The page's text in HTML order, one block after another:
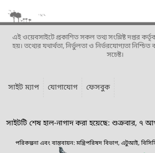
এই ওয়েবসাইটে প্রকাশিত সকল তথ্য সংশ্লিষ্ট দপ্তর
হয়। তথ্যের যথার্থতা, নির্ভুলতা ও নির্ভরযোগ্যতা নিশ্চিত
সচেষ্ট।
সাইট ম্যাপ যোগাযোগ ফেসবুক
সাইটটি শেষ হাল-নাগাদ করা হয়েছে: শুক্রবার, ৭
পরিকল্পনা এবং বাস্তবায়ন: মন্ত্রিপরিষদ বিভাগ, এটুআই,